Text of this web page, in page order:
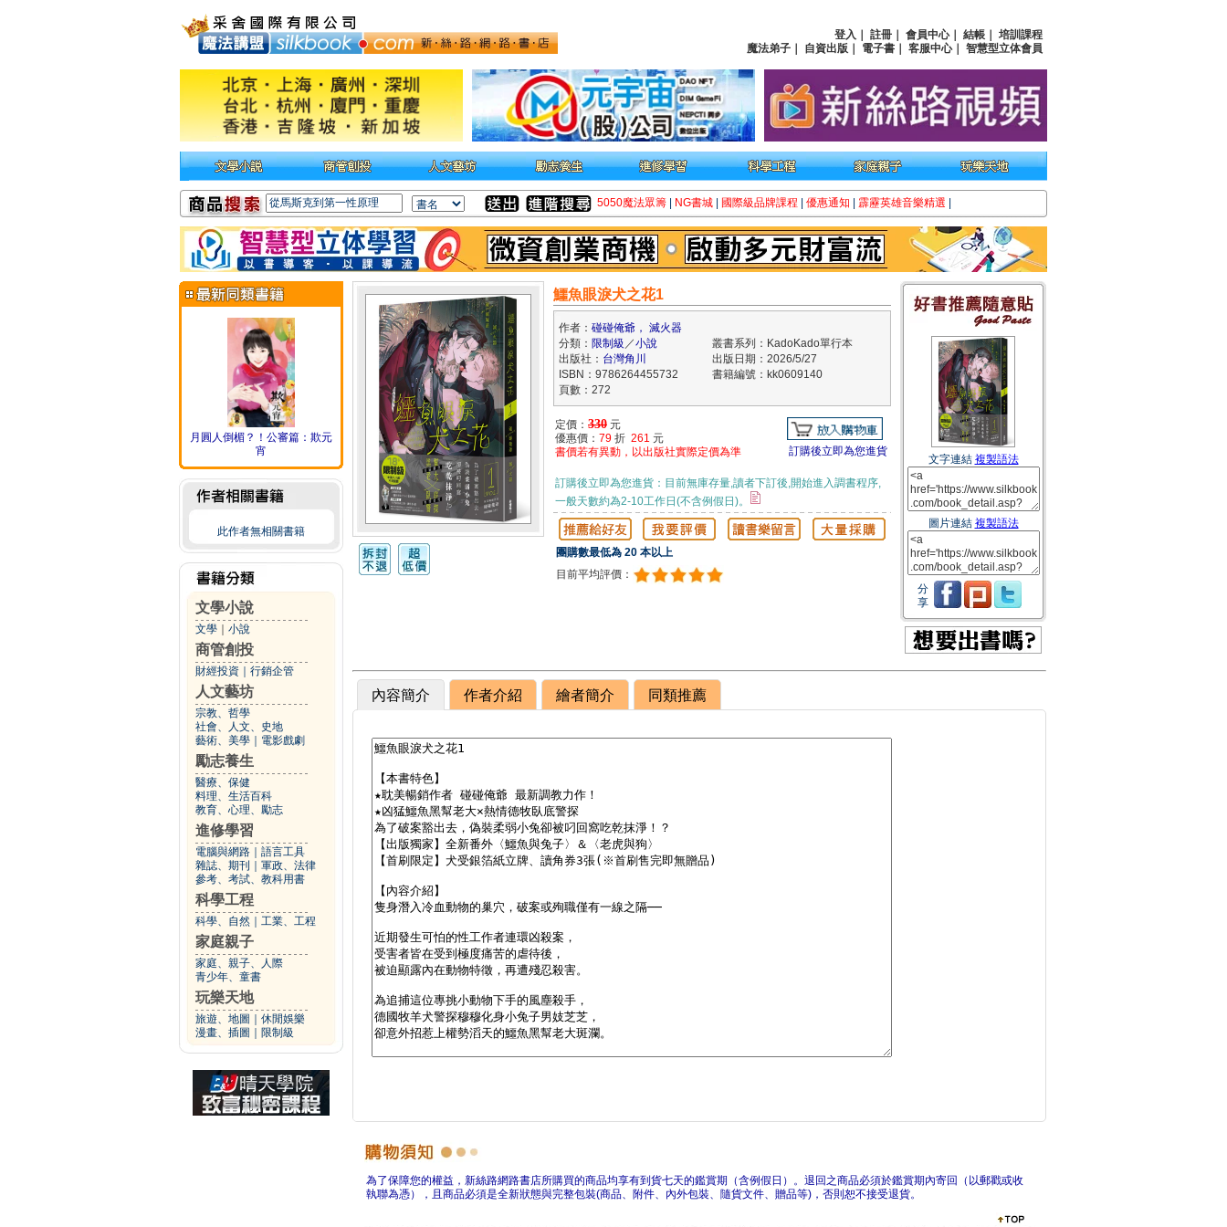
登入 註冊 會員中心｜ 結帳
培訓課程
魔法弟子
自資出版 電子書 客服中心｜ 智慧型立体會員
5050魔法眾籌 NG書城 國際級品牌課程 優惠通知 霹靂英雄音樂精選
月圓人倒楣？！公審篇：欺元
宵
此作者無相關書籍
文學小說
文學 小說
商管創投
財經投資 行銷企管
人文藝坊
宗教、哲學
社會、人文、史地
藝術、美學
電影戲劇
勵志養生
醫療、保健
料理、生活百科
教育、心理、勵志
進修學習
電腦與網路
語言工具
雜誌、期刊
軍政、法律
參考、考試、教科用書
科學工程
科學、自然 工業、工程
家庭親子
家庭、親子、人際
青少年、童書
玩樂天地
旅遊、地圖
休閒娛樂
漫畫、插圖
限制級
鱷魚眼淚犬之花1
作者： 碰碰俺爺， 滅火器
分類： 限制級 ／小說
叢書系列：KadoKado單行本
出版社： 台灣角川
出版日期：2026/5/27
ISBN：9786264455732
書籍編號：kk0609140
頁數：272
定價： 330 元
優惠價： 79 折 261 元
書價若有異動，以出版社實際定價為準
訂購後立即為您進貨
訂購後立即為您進貨：目前無庫存量,讀者下訂後,開始進入調書程序,
一般天數約為2-10工作日(不含例假日)。
團購數最低為 20 本以上
目前平均評價：
文字連結 複製語法
圖片連結 複製語法
分
享
內容簡介 作者介紹 繪者簡介 同類推薦
為了保障您的權益，新絲路網路書店所購買的商品均享有到貨七天的鑑賞期（含例假日）。退回之商品必須於鑑賞期內寄回（以郵戳或收
執聯為憑），且商品必須是全新狀態與完整包裝(商品、附件、內外包裝、隨貨文件、贈品等)，否則恕不接受退貨。